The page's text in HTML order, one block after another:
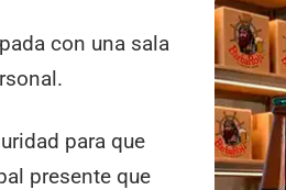
con una sala
para que
presente que